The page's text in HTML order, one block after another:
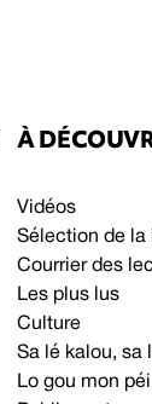
À
Vidéos
Sélection de la
Courrier des
Les plus lus
Culture
Sa lé kalou, sa
Lo gou mon péi